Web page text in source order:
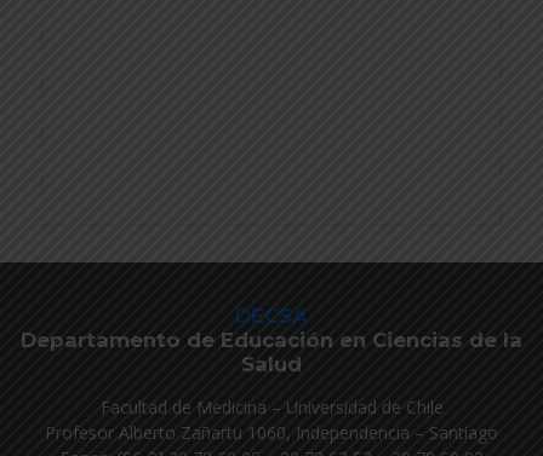
DECSA
Departamento de Educación en Ciencias de la
Salud
Facultad de Medicina – Universidad de Chile
Profesor Alberto Zañartu 1060, Independencia – Santiago